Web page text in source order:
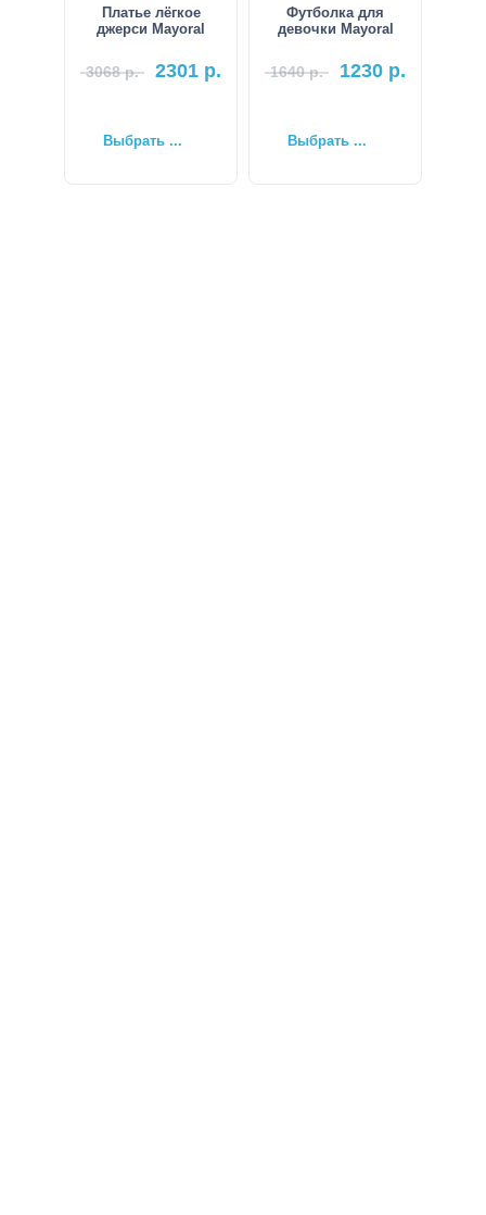
Платье лёгкое
джерси Mayoral
3068р. 2301 р.
Выбрать ...
Футболка для
девочки Mayoral
1640р. 1230 р.
Выбрать ...